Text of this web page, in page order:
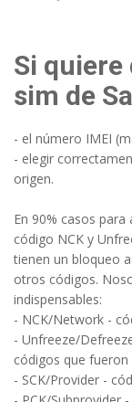
Si
sim de
- el número IMEI
- elegir
origen.
En 90% casos
código NCK y
tienen un bloqueo
otros códigos.
indispensables:
- NCK/Network -
- Unfreeze/
códigos que
- SCK/Provider -